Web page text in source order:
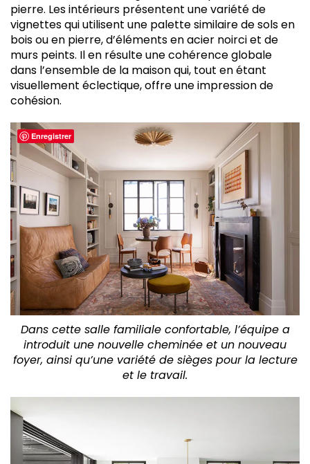
pierre. Les intérieurs présentent une variété de
vignettes qui utilisent une palette similaire de sols en
bois ou en pierre, d’éléments en acier noirci et de
murs peints. Il en résulte une cohérence globale
dans l’ensemble de la maison qui, tout en étant
visuellement éclectique, offre une impression de
cohésion.
Dans cette salle familiale confortable, l’équipe a
introduit une nouvelle cheminée et un nouveau
foyer, ainsi qu’une variété de sièges pour la lecture
et le travail.
Enregistrer